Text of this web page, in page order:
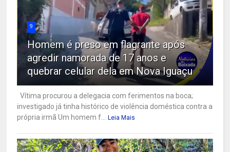
9
Homem é preso em flagrante após
agredir namorada de 17 anos e
quebrar celular dela em Nova Iguaçu
Vítima procurou a delegacia com ferimentos na boca;
investigado já tinha histórico de violência doméstica contra a
própria irmã Um homem f...
Leia Mais